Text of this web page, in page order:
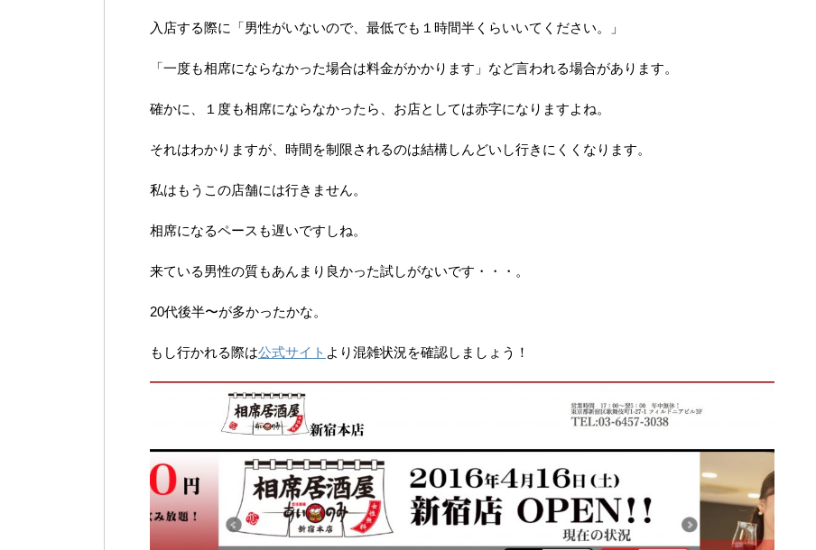
入店する際に「男性がいないので、最低でも１時間半くらいいてください。」
「一度も相席にならなかった場合は料金がかかります」など言われる場合があります。
確かに、１度も相席にならなかったら、お店としては赤字になりますよね。
それはわかりますが、時間を制限されるのは結構しんどいし行きにくくなります。
私はもうこの店舗には行きません。
相席になるペースも遅いですしね。
来ている男性の質もあんまり良かった試しがないです・・・。
20代後半〜が多かったかな。
もし行かれる際は公式サイト より混雑状況を確認しましょう！